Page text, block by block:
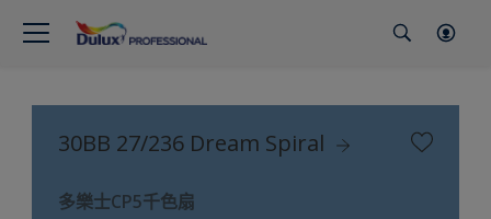
30BB 27/236 Dream Spiral
多樂士CP5千色扇